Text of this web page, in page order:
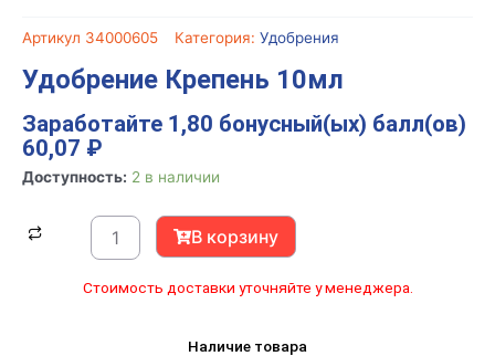
Артикул 34000605 Категория: Удобрения
Удобрение Крепень 10мл
Заработайте 1,80 бонусный(ых) балл(ов)
60,07 ₽
Доступность: 2 в наличии
Количество
Удобрение
Крепень
В корзину
Стоимость доставки уточняйте у менеджера.
Наличие товара